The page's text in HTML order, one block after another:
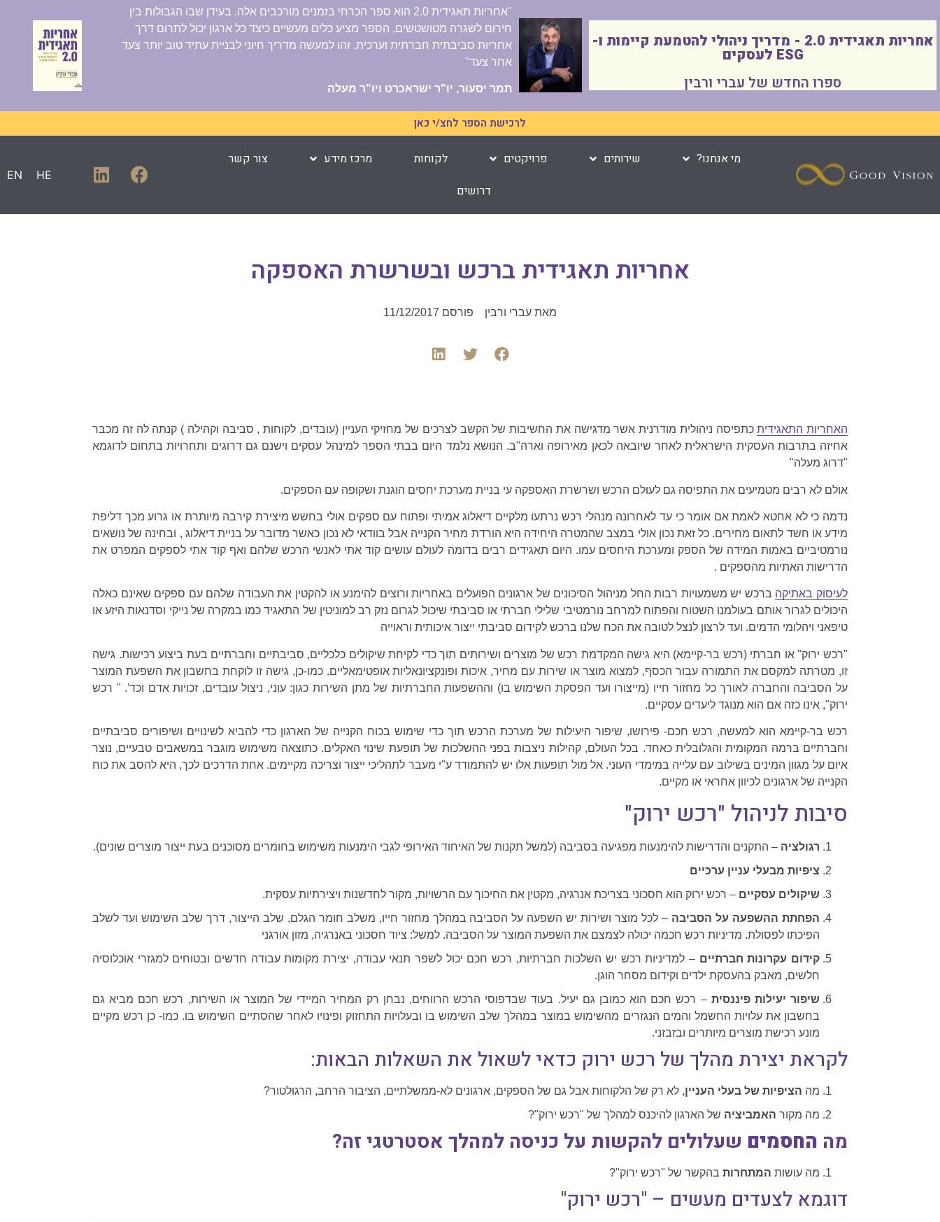
אחריות תאגידית 2.0 - מדריך ניהולי להטמעת קיימות ו-
ESG לעסקים
ספרו החדש של עברי ורבין
"אחריות תאגידית 2.0 הוא ספר הכרחי בזמנים מורכבים אלה. בעידן שבו הגבולות בין
חירום לשגרה מטושטשים, הספר מציע כלים מעשיים כיצד כל ארגון יכול לתרום דרך
אחריות סביבתית חברתית וערכית, זהו למעשה מדריך חיוני לבניית עתיד טוב יותר צעד
אחר צעד"
תמר יסעור, יו"ר ישראכרט ויו"ר מעלה
לרכישת הספר לחצ/י כאן
מי אנחנו? שירותים פרויקטים לקוחות מרכז מידע
צור קשר
דרושים
HE
EN
אחריות תאגידית ברכש ובשרשרת האספקה
מאת עברי ורבין פורסם 11/12/2017
האחריות התאגידיתכתפיסה ניהולית מודרנית אשר מדגישה את החשיבות של הקשב לצרכים של מחזיקי העניין (עובדים, לקוחות , סביבה וקהילה ) קנתה לה זה מכבר
אחיזה בתרבות העסקית הישראלית לאחר שיובאה לכאן מאירופה וארה"ב. הנושא נלמד היום בבתי הספר למינהל עסקים וישנם גם דרוגים ותחרויות בתחום לדוגמא
"דרוג מעלה"
אולם לא רבים מטמיעים את התפיסה גם לעולם הרכש ושרשרת האספקה עי בניית מערכת יחסים הוגנת ושקופה עם הספקים.
נדמה כי לא אחטא לאמת אם אומר כי עד לאחרונה מנהלי רכש נרתעו מלקיים דיאלוג אמיתי ופתוח עם ספקים אולי בחשש מיצירת קירבה מיותרת או גרוע מכך דליפת
מידע או חשד לתאום מחירים. כל זאת נכון אולי במצב שהמטרה היחידה היא הורדת מחיר הקנייה אבל בוודאי לא נכון כאשר מדובר על בניית דיאלוג , ובחינה של נושאים
נורמטיביים באמות המידה של הספק ומערכת היחסים עמו. היום תאגידים רבים בדומה לעולם עושים קוד אתי לאנשי הרכש שלהם ואף קוד אתי לספקים המפרט את
הדרישות האתיות מהספקים .
לעיסוק באתיקה ברכש יש משמעויות רבות החל מניהול הסיכונים של ארגונים הפועלים באחריות ורוצים להימנע או להקטין את העבודה שלהם עם ספקים שאינם כאלה
היכולים לגרור אותם בעולמנו השטוח והפתוח למרחב נורמטיבי שלילי חברתי או סביבתי שיכול לגרום נזק רב למוניטין של התאגיד כמו במקרה של נייקי וסדנאות היזע או
טיפאני ויהלומי הדמים. ועד לרצון לנצל לטובה את הכח שלנו ברכש לקידום סביבתי ייצור איכותית וראוייה
"רכש ירוק" או חברתי (רכש בר-קיימא) היא גישה המקדמת רכש של מוצרים ושירותים תוך כדי לקיחת שיקולים כלכליים, סביבתיים וחברתיים בעת ביצוע רכישות. גישה
זו, מטרתה למקסם את התמורה עבור הכסף, למצוא מוצר או שירות עם מחיר, איכות ופונקציונאליות אופטימאליים. כמו-כן, גישה זו לוקחת בחשבון את השפעת המוצר
על הסביבה והחברה לאורך כל מחזור חייו (מייצורו ועד הפסקת השימוש בו) וההשפעות החברתיות של מתן השירות כגון: עוני, ניצול עובדים, זכויות אדם וכד'. " רכש
ירוק", אינו כזה אם הוא מנוגד ליעדים עסקיים.
רכש בר-קיימא הוא למעשה, רכש חכם- פירושו, שיפור היעילות של מערכת הרכש תוך כדי שימוש בכוח הקנייה של הארגון כדי להביא לשינויים ושיפורים סביבתיים
וחברתיים ברמה המקומית והגלובלית כאחד. בכל העולם, קהילות ניצבות בפני ההשלכות של תופעת שינוי האקלים. כתוצאה משימוש מוגבר במשאבים טבעיים, נוצר
איום על מגוון המינים בשילוב עם עלייה במימדי העוני. אל מול תופעות אלו יש להתמודד ע"י מעבר לתהליכי ייצור וצריכה מקיימים. אחת הדרכים לכך, היא להסב את כוח
הקנייה של ארגונים לכיוון אחראי או מקיים.
סיבות לניהול "רכש ירוק"
רגולציה – התקנים והדרישות להימנעות מפגיעה בסביבה (למשל תקנות של האיחוד האירופי לגבי הימנעות משימוש בחומרים מסוכנים בעת ייצור מוצרים שונים).
ציפיות מבעלי עניין ערכיים
שיקולים עסקיים – רכש ירוק הוא חסכוני בצריכת אנרגיה, מקטין את החיכוך עם הרשויות, מקור לחדשנות ויצירתיות עסקית.
הפחתת ההשפעה על הסביבה – לכל מוצר ושירות יש השפעה על הסביבה במהלך מחזור חייו, משלב חומר הגלם, שלב הייצור, דרך שלב השימוש ועד לשלב
הפיכתו לפסולת. מדיניות רכש חכמה יכולה לצמצם את השפעת המוצר על הסביבה. למשל: ציוד חסכוני באנרגיה, מזון אורגני
קידום עקרונות חברתיים – למדיניות רכש יש השלכות חברתיות, רכש חכם יכול לשפר תנאי עבודה, יצירת מקומות עבודה חדשים ובטוחים למגזרי אוכלוסיה
חלשים, מאבק בהעסקת ילדים וקידום מסחר הוגן.
שיפור יעילות פיננסית – רכש חכם הוא כמובן גם יעיל. בעוד שבדפוסי הרכש הרווחים, נבחן רק המחיר המיידי של המוצר או השירות, רכש חכם מביא גם
בחשבון את עלויות החשמל והמים הנגזרים מהשימוש במוצר במהלך שלב השימוש בו ובעלויות התחזוק ופינויו לאחר שהסתיים השימוש בו. כמו- כן רכש מקיים
מונע רכישת מוצרים מיותרים ובזבזני.
לקראת יצירת מהלך של רכש ירוק כדאי לשאול את השאלות הבאות:
מה הציפיות של בעלי העניין, לא רק של הלקוחות אבל גם של הספקים, ארגונים לא-ממשלתיים, הציבור הרחב, הרגולטור?
מה מקור האמביציה של הארגון להיכנס למהלך של "רכש ירוק"?
מה החסמים שעלולים להקשות על כניסה למהלך אסטרטגי זה?
מה עושות המתחרות בהקשר של "רכש ירוק"?
דוגמא לצעדים מעשים – "רכש ירוק"